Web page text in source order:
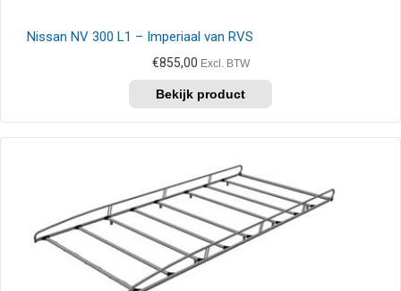
Nissan NV 300 L1 – Imperiaal van RVS
€855,00 Excl. BTW
product
heeft
meerdere
Deze
optie
kan
gekozen
worden
op